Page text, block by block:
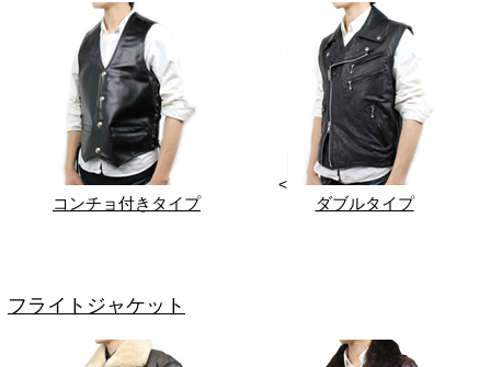
コンチョ付きタイプ
<
ダブルタイプ
フライトジャケット